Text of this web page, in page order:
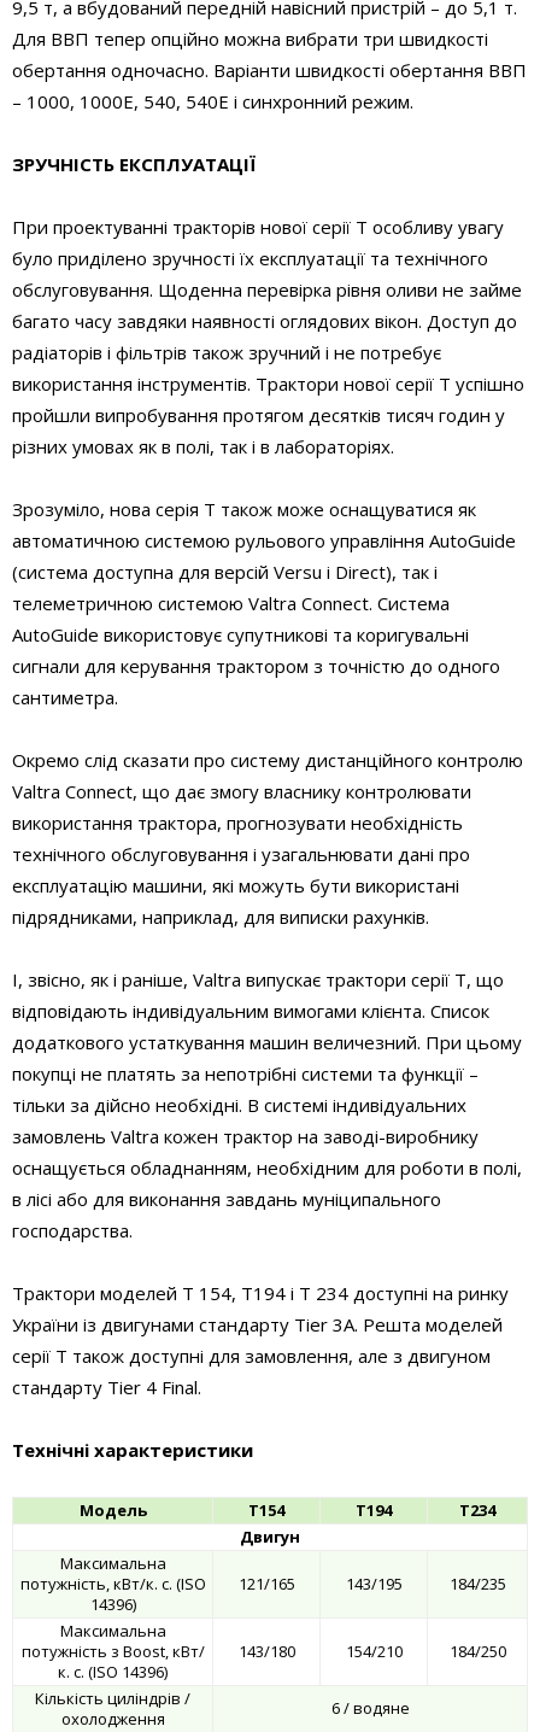
9,5 т, а вбудований передній навісний пристрій – до 5,1 т.
Для ВВП тепер опційно можна вибрати три швидкості
обертання одночасно. Варіанти швидкості обертання ВВП
– 1000, 1000E, 540, 540E і синхронний режим.
ЗРУЧНІСТЬ ЕКСПЛУАТАЦІЇ
При проектуванні тракторів нової серії Т особливу увагу
було приділено зручності їх експлуатації та технічного
обслуговування. Щоденна перевірка рівня оливи не займе
багато часу завдяки наявності оглядових вікон. Доступ до
радіаторів і фільтрів також зручний і не потребує
використання інструментів. Трактори нової серії Т успішно
пройшли випробування протягом десятків тисяч годин у
різних умовах як в полі, так і в лабораторіях.
Зрозуміло, нова серія Т також може оснащуватися як
автоматичною системою рульового управління AutoGuide
(система доступна для версій Versu і Direct), так і
телеметричною системою Valtra Connect. Система
AutoGuide використовує супутникові та коригувальні
сигнали для керування трактором з точністю до одного
сантиметра.
Окремо слід сказати про систему дистанційного контролю
Valtra Connect, що дає змогу власнику контролювати
використання трактора, прогнозувати необхідність
технічного обслуговування і узагальнювати дані про
експлуатацію машини, які можуть бути використані
підрядниками, наприклад, для виписки рахунків.
І, звісно, як і раніше, Valtra випускає трактори серії Т, що
відповідають індивідуальним вимогами клієнта. Список
додаткового устаткування машин величезний. При цьому
покупці не платять за непотрібні системи та функції –
тільки за дійсно необхідні. В системі індивідуальних
замовлень Valtra кожен трактор на заводі-виробнику
оснащується обладнанням, необхідним для роботи в полі,
в лісі або для виконання завдань муніципального
господарства.
Трактори моделей T 154, T194 і T 234 доступні на ринку
України із двигунами стандарту Tier 3A. Решта моделей
серії T також доступні для замовлення, але з двигуном
стандарту Tier 4 Final.
Технічні характеристики
Модель T154 T194
T234
Двигун
Максимальна
потужність, кВт/к. с. (ISO
14396)
121/165 143/195 184/235
Максимальна
потужність з Boost, кВт/
к. с. (ISO 14396)
143/180 154/210 184/250
Кількість циліндрів /
охолодження
6 / водяне